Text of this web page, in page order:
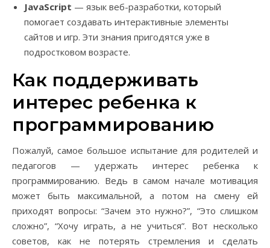
JavaScript — язык веб-разработки, который
помогает создавать интерактивные элементы
сайтов и игр. Эти знания пригодятся уже в
подростковом возрасте.
Как поддерживать
интерес ребенка к
программированию
Пожалуй, самое большое испытание для родителей и
педагогов — удержать интерес ребенка к
программированию. Ведь в самом начале мотивация
может быть максимальной, а потом на смену ей
приходят вопросы: “Зачем это нужно?”, “Это слишком
сложно”, “Хочу играть, а не учиться”. Вот несколько
советов, как не потерять стремления и сделать